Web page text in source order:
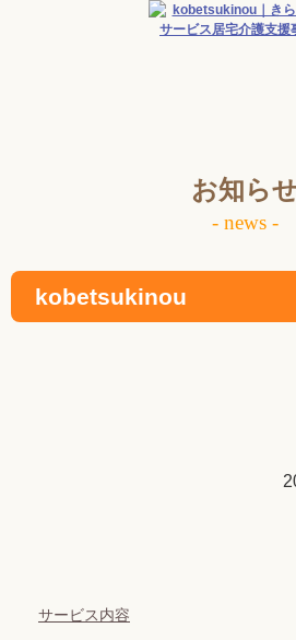
お知ら
- news -
kobetsukinou
サービス内容